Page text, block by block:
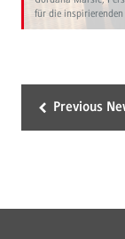
für die
Previous